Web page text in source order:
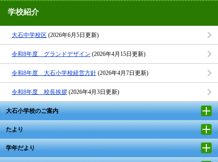
学校紹介
大石中学校区 (2026年6月5日更新)
令和8年度 グランドデザイン (2026年4月15日更新)
令和8年度 大石小学校経営方針 (2026年4月7日更新)
令和8年度 校長挨拶 (2026年4月3日更新)
大石小学校のご案内
たより
学年だより